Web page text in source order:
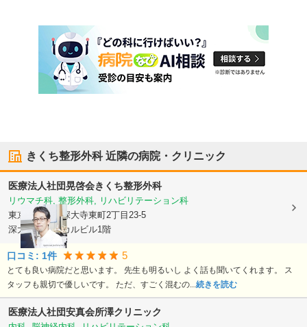
きくち整形外科近隣の病院・クリニック
医療法人社団晃啓会きくち整形外科
リウマチ科, 整形外科, リハビリテーション科
東京都調布市深大寺東町2丁目23-5
深大寺メディカルビル1階
口コミ: 1件 5
とても良い病院だと思います。 先生も明るいし よく話も聞いてくれます。 ス
タッフも親切で優しいです。 ただ、すごく混むの...続きを読む
医療法人社団安真会所澤クリニック